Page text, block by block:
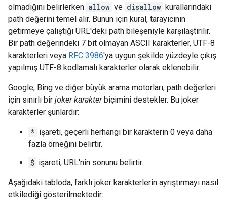
olmadığını belirlerken allow ve disallow kurallarındaki
path değerini temel alır. Bunun için kural, tarayıcının
getirmeye çalıştığı URL'deki path bileşeniyle karşılaştırılır.
Bir path değerindeki 7 bit olmayan ASCII karakterler, UTF-8
karakterleri veya RFC 3986'ya uygun şekilde yüzdeyle çıkış
yapılmış UTF-8 kodlamalı karakterler olarak eklenebilir.
Google, Bing ve diğer büyük arama motorları, path değerleri
için sınırlı bir joker karakterbiçimini destekler. Bu joker
karakterler şunlardır:
* işareti, geçerli herhangi bir karakterin 0 veya daha
fazla örneğini belirtir.
$ işareti, URL'nin sonunu belirtir.
Aşağıdaki tabloda, farklı joker karakterlerin ayrıştırmayı nasıl
etkilediği gösterilmektedir: